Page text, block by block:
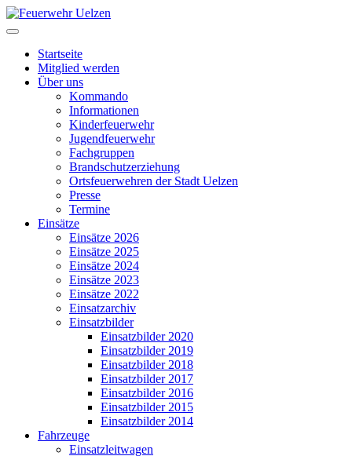
Startseite
Mitglied werden
Über uns
Kommando
Informationen
Kinderfeuerwehr
Jugendfeuerwehr
Fachgruppen
Brandschutzerziehung
Ortsfeuerwehren der Stadt Uelzen
Presse
Termine
Einsätze
Einsätze 2026
Einsätze 2025
Einsätze 2024
Einsätze 2023
Einsätze 2022
Einsatzarchiv
Einsatzbilder
Einsatzbilder 2020
Einsatzbilder 2019
Einsatzbilder 2018
Einsatzbilder 2017
Einsatzbilder 2016
Einsatzbilder 2015
Einsatzbilder 2014
Fahrzeuge
Einsatzleitwagen